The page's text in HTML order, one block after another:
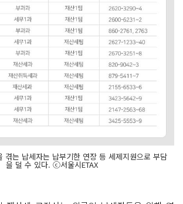
겪는 납세자는 납부기한 연장 등 세제지원으로 부담
을 덜 수 있다. ⓒ서울시ETAX